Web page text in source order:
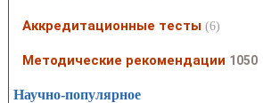
Аккредитационные тесты (6)
Методические рекомендации 1050
Научно-популярное